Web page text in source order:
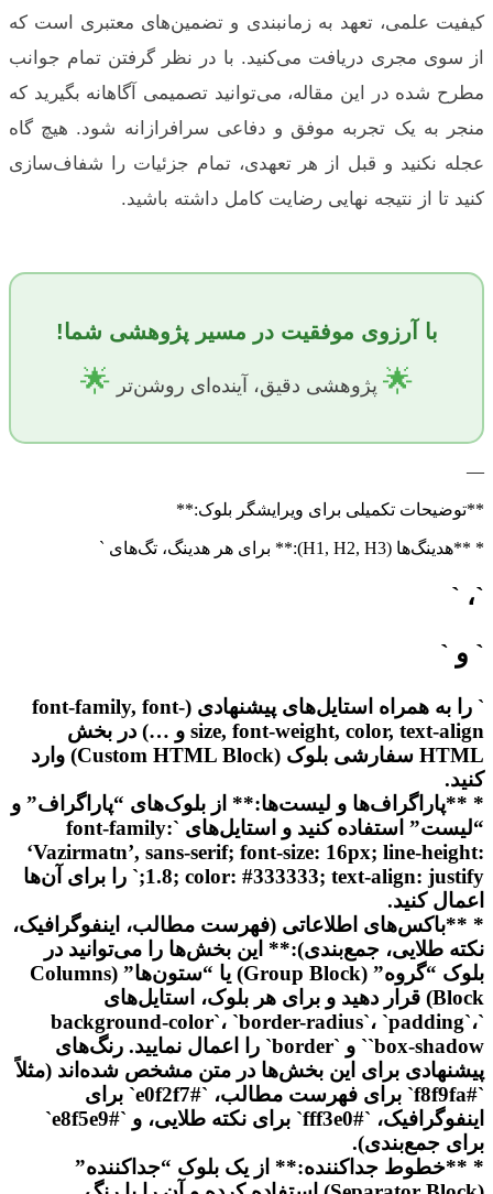
کیفیت علمی، تعهد به زمانبندی و تضمین‌های معتبری است که
از سوی مجری دریافت می‌کنید. با در نظر گرفتن تمام جوانب
مطرح شده در این مقاله، می‌توانید تصمیمی آگاهانه بگیرید که
منجر به یک تجربه موفق و دفاعی سرافرازانه شود. هیچ گاه
عجله نکنید و قبل از هر تعهدی، تمام جزئیات را شفاف‌سازی
کنید تا از نتیجه نهایی رضایت کامل داشته باشید.
با آرزوی موفقیت در مسیر پژوهشی شما!
🌟 پژوهشی دقیق، آینده‌ای روشن‌تر 🌟
—
**توضیحات تکمیلی برای ویرایشگر بلوک:**
* **هدینگ‌ها (H1, H2, H3):** برای هر هدینگ، تگ‌های `
`، `
` و `
` را به همراه استایل‌های پیشنهادی (font-family, font-
size, font-weight, color, text-align و …) در بخش
HTML سفارشی بلوک (Custom HTML Block) وارد
کنید.
* **پاراگراف‌ها و لیست‌ها:** از بلوک‌های “پاراگراف” و
“لیست” استفاده کنید و استایل‌های `font-family:
‘Vazirmatn’, sans-serif; font-size: 16px; line-height:
1.8; color: #333333; text-align: justify;` را برای آن‌ها
اعمال کنید.
* **باکس‌های اطلاعاتی (فهرست مطالب، اینفوگرافیک،
نکته طلایی، جمع‌بندی):** این بخش‌ها را می‌توانید در
بلوک “گروه” (Group Block) یا “ستون‌ها” (Columns
Block) قرار دهید و برای هر بلوک، استایل‌های
`background-color`، `border-radius`، `padding`،
`box-shadow` و `border` را اعمال نمایید. رنگ‌های
پیشنهادی برای این بخش‌ها در متن مشخص شده‌اند (مثلاً
`#f8f9fa` برای فهرست مطالب، `#e0f2f7` برای
اینفوگرافیک، `#fff3e0` برای نکته طلایی، و `#e8f5e9`
برای جمع‌بندی).
* **خطوط جداکننده:** از یک بلوک “جداکننده”